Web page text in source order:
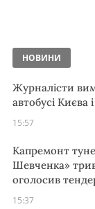
НОВИНИ
Журналісти
автобусі Києва
15:57
Капремонт
Шевченка»
оголосив
15:37